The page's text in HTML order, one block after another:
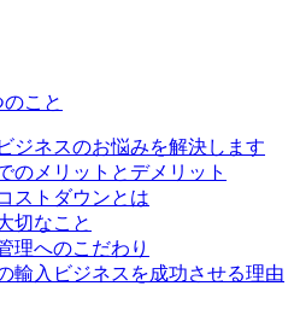
こと
ジネスのお悩みを解決します
のメリットとデメリット
ストダウンとは
切なこと
理へのこだわり
輸入ビジネスを成功させる理由